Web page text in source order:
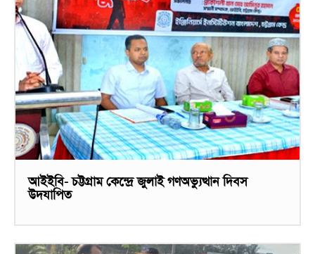
আইইবি- চট্টগ্রাম কেন্দ্রে জুলাই গণঅভ্যুত্থান দিবস
উদযাপিত